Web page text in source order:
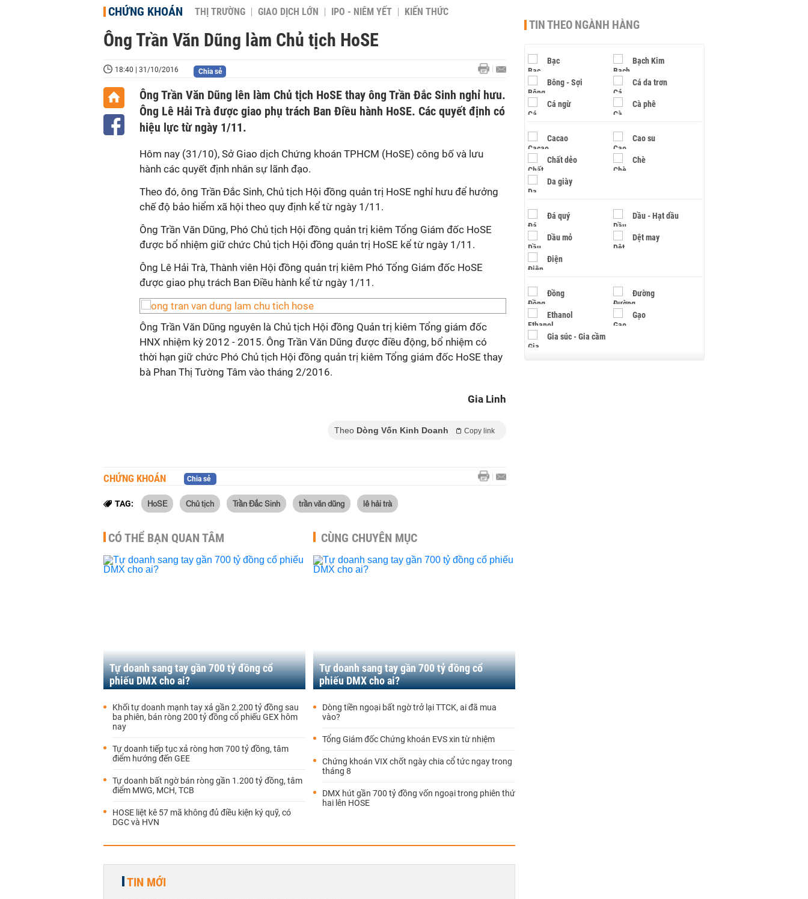
CHỨNG KHOÁN THỊ TRƯỜNG GIAO DỊCH LỚN IPO - NIÊM YẾT KIẾN THỨC
Ông Trần Văn Dũng làm Chủ tịch HoSE
18:40 | 31/10/2016 Chia sẻ
Ông Trần Văn Dũng lên làm Chủ tịch HoSE thay ông Trần Đắc Sinh nghỉ hưu.
Ông Lê Hải Trà được giao phụ trách Ban Điều hành HoSE. Các quyết định có
hiệu lực từ ngày 1/11.
Hôm nay (31/10), Sở Giao dịch Chứng khoán TPHCM (HoSE) công bố và lưu
hành các quyết định nhân sự lãnh đạo.
Theo đó, ông Trần Đắc Sinh, Chủ tịch Hội đồng quản trị HoSE nghỉ hưu để hưởng
chế độ bảo hiểm xã hội theo quy định kể từ ngày 1/11.
Ông Trần Văn Dũng, Phó Chủ tịch Hội đồng quản trị kiêm Tổng Giám đốc HoSE
được bổ nhiệm giữ chức Chủ tịch Hội đồng quản trị HoSE kể từ ngày 1/11.
Ông Lê Hải Trà, Thành viên Hội đồng quản trị kiêm Phó Tổng Giám đốc HoSE
được giao phụ trách Ban Điều hành kể từ ngày 1/11.
Ông Trần Văn Dũng nguyên là Chủ tịch Hội đồng Quản trị kiêm Tổng giám đốc
HNX nhiệm kỳ 2012 - 2015. Ông Trần Văn Dũng được điều động, bổ nhiệm có
thời hạn giữ chức Phó Chủ tịch Hội đồng quản trị kiêm Tổng giám đốc HoSE thay
bà Phan Thị Tường Tâm vào tháng 2/2016.
Gia Linh
Theo Dòng Vốn Kinh Doanh Copy link
CHỨNG KHOÁN Chia sẻ
TAG: HoSE Chủ tịch Trần Đắc Sinh trần văn dũng lê hải trà
CÓ THỂ BẠN QUAN TÂM
Tự doanh sang tay gần 700 tỷ đồng cổ
phiếu DMX cho ai?
Khối tự doanh mạnh tay xả gần 2.200 tỷ đồng sau
ba phiên, bán ròng 200 tỷ đồng cổ phiếu GEX hôm
nay
Tự doanh tiếp tục xả ròng hơn 700 tỷ đồng, tâm
điểm hướng đến GEE
Tự doanh bất ngờ bán ròng gần 1.200 tỷ đồng, tâm
điểm MWG, MCH, TCB
HOSE liệt kê 57 mã không đủ điều kiện ký quỹ, có
DGC và HVN
CÙNG CHUYÊN MỤC
Tự doanh sang tay gần 700 tỷ đồng cổ
phiếu DMX cho ai?
Dòng tiền ngoại bất ngờ trở lại TTCK, ai đã mua
vào?
Tổng Giám đốc Chứng khoán EVS xin từ nhiệm
Chứng khoán VIX chốt ngày chia cổ tức ngay trong
tháng 8
DMX hút gần 700 tỷ đồng vốn ngoại trong phiên thứ
hai lên HOSE
TIN MỚI
TIN THEO NGÀNH HÀNG
Bạc Bạch Kim
Bông - Sợi Cá da trơn
Cá ngừ Cà phê
Cacao Cao su
Chất dẻo Chè
Da giày
Đá quý Dầu - Hạt dầu
Dầu mỏ Dệt may
Điện
Đồng Đường
Ethanol Gạo
Gia súc - Gia cầm